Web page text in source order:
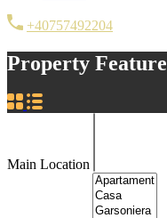
+40757492204
Property Feature
Main Location